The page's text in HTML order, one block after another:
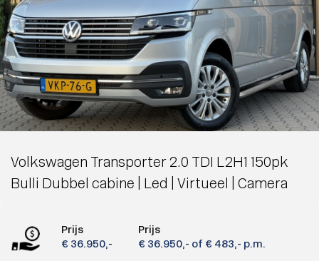
Volkswagen Transporter 2.0 TDI L2H1 150pk
Bulli Dubbel cabine | Led | Virtueel | Camera
Prijs
€ 36.950,-
Prijs
€ 36.950,- of € 483,- p.m.